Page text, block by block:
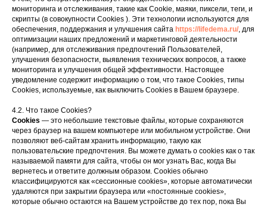
мониторинга и отслеживания, такие как Cookie, маяки, пиксели, теги, и
скрипты (в совокупности Cookies ). Эти технологии используются для
обеспечения, поддержания и улучшения сайта https://lifedema.ru/, для
оптимизации наших предложений и маркетинговой деятельности
(например, для отслеживания предпочтений Пользователей,
улучшения безопасности, выявления технических вопросов, а также
мониторинга и улучшения общей эффективности. Настоящее
уведомление содержит информацию о том, что такое Cookies, типы
Cookies, используемые, как выключить Cookies в Вашем браузере.
4.2. Что такое Cookies?
Cookies — это небольшие текстовые файлы, которые сохраняются
через браузер на вашем компьютере или мобильном устройстве. Они
позволяют веб-сайтам хранить информацию, такую как
пользовательские предпочтения. Вы можете думать о cookies как о так
называемой памяти для сайта, чтобы он мог узнать Вас, когда Вы
вернетесь и ответите должным образом. Cookies обычно
классифицируются как ‭«сессионные cookies», которые автоматически
удаляются при закрытии браузера или «постоянные cookies»,
которые обычно остаются на Вашем устройстве до тех пор, пока Вы